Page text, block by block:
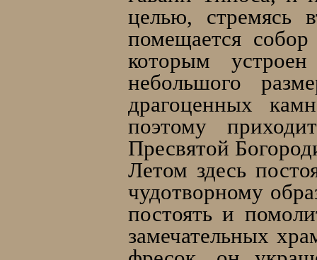
целью, стремясь
помещается
которым
небольшого
драгоценных
поэтому
Пресвятой
Летом здесь
чудотворному
постоять и
замечательных